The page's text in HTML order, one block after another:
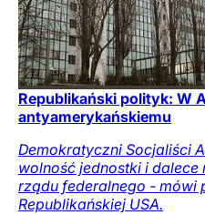
Republikański polityk: W
antyamerykańskiemu
Demokratyczni Socjaliści
wolność jednostki i
rządu federalnego - mówi
Republikańskiej USA.